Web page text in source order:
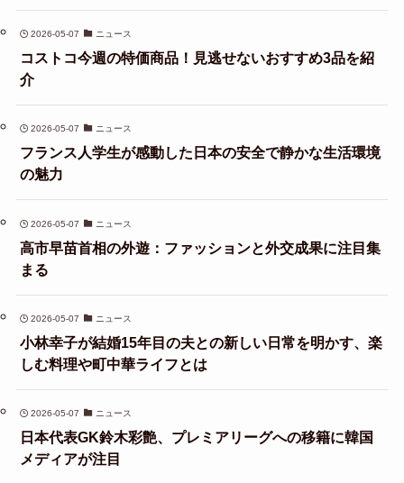
2026-05-07 ニュース
コストコ今週の特価商品！見逃せないおすすめ3品を紹
介
2026-05-07 ニュース
フランス人学生が感動した日本の安全で静かな生活環境
の魅力
2026-05-07 ニュース
高市早苗首相の外遊：ファッションと外交成果に注目集
まる
2026-05-07 ニュース
小林幸子が結婚15年目の夫との新しい日常を明かす、楽
しむ料理や町中華ライフとは
2026-05-07 ニュース
日本代表GK鈴木彩艶、プレミアリーグへの移籍に韓国
メディアが注目